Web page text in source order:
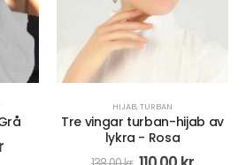
av
BONNET, HIJAB
Underslöja med spets och
extra volym - Brun